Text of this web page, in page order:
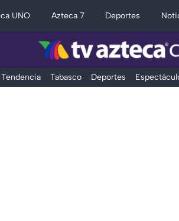
UNO Azteca 7 Deportes
Tabasco Deportes